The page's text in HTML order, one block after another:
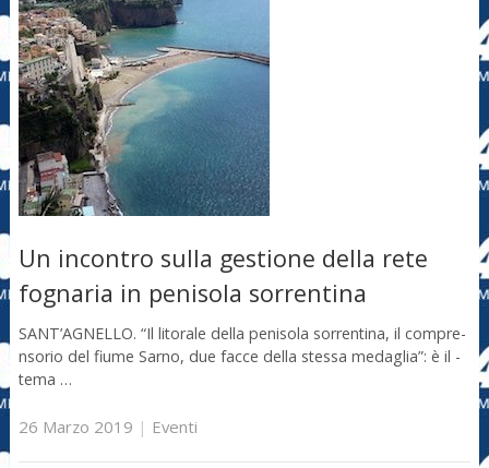
Un incontro sulla gestione della rete
fognaria in penisola sorrentina
SANT’AGNELLO. “Il lit­orale della penisola sorrentina, il compre­
nsorio del fiume Sarn­o, due facce della st­essa medaglia”: è il ­
tema …
26 Marzo 2019 | Eventi